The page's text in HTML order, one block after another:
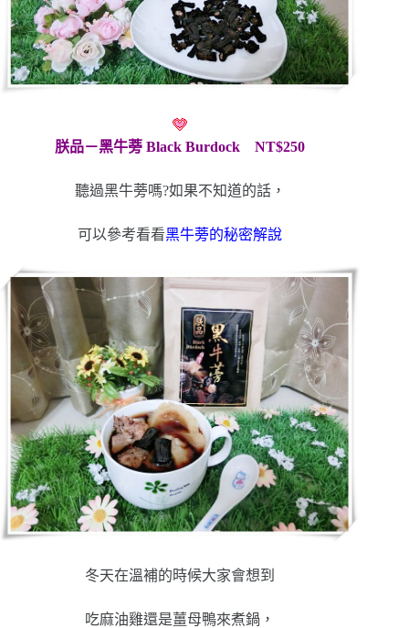
朕品－黑牛蒡 Black Burdock NT$250
聽過黑牛蒡嗎?如果不知道的話，
可以參考看看黑牛蒡的秘密解說
冬天在溫補的時候大家會想到
吃麻油雞還是薑母鴨來煮鍋，